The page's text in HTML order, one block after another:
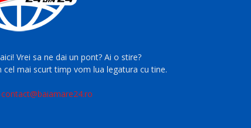
Vrei sa ne dai un pont? Ai o stire?
cel mai scurt timp vom lua legatura cu tine.
contact@baiamare24.ro